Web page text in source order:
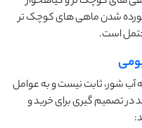
خورده شدن ماهی های کوچک تر
است.
شور، ثابت نیست و به عوامل
در تصمیم گیری برای خرید و